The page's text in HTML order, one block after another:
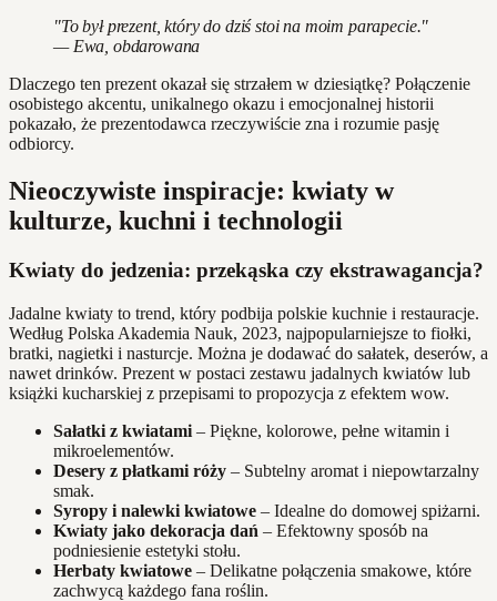
"To był prezent, który do dziś stoi na moim parapecie."
— Ewa, obdarowana
Dlaczego ten prezent okazał się strzałem w dziesiątkę? Połączenie
osobistego akcentu, unikalnego okazu i emocjonalnej historii
pokazało, że prezentodawca rzeczywiście zna i rozumie pasję
odbiorcy.
Nieoczywiste inspiracje: kwiaty w
kulturze, kuchni i technologii
Kwiaty do jedzenia: przekąska czy ekstrawagancja?
Jadalne kwiaty to trend, który podbija polskie kuchnie i restauracje.
Według Polska Akademia Nauk, 2023, najpopularniejsze to fiołki,
bratki, nagietki i nasturcje. Można je dodawać do sałatek, deserów, a
nawet drinków. Prezent w postaci zestawu jadalnych kwiatów lub
książki kucharskiej z przepisami to propozycja z efektem wow.
Sałatki z kwiatami – Piękne, kolorowe, pełne witamin i
mikroelementów.
Desery z płatkami róży – Subtelny aromat i niepowtarzalny
smak.
Syropy i nalewki kwiatowe – Idealne do domowej spiżarni.
Kwiaty jako dekoracja dań – Efektowny sposób na
podniesienie estetyki stołu.
Herbaty kwiatowe – Delikatne połączenia smakowe, które
zachwycą każdego fana roślin.